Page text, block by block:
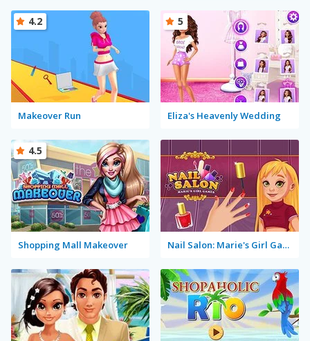
Makeover Run
4.2
Eliza's Heavenly Wedding
5
Shopping Mall Makeover
4.5
Nail Salon: Marie's Girl Games